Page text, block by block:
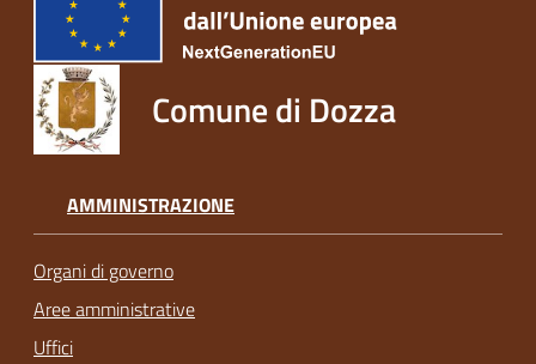
Comune di Dozza
AMMINISTRAZIONE
Organi di governo
Aree amministrative
Uffici